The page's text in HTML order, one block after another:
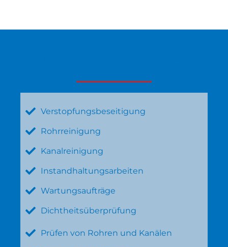
Verstopfungsbeseitigung
Rohrreinigung
Kanalreinigung
Instandhaltungsarbeiten
Wartungsaufträge
Dichtheitsüberprüfung
Prüfen von Rohren und Kanälen